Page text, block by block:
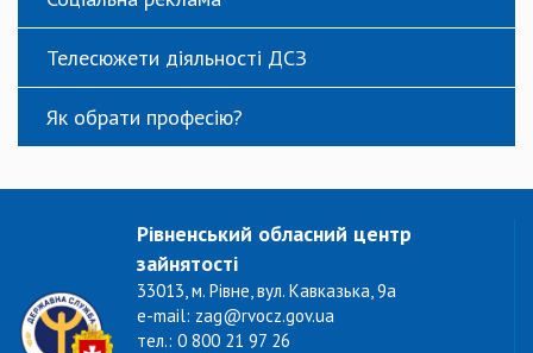
Телесюжети діяльності ДСЗ
Як обрати професію?
Рівненський обласний центр
зайнятості
33013, м. Рівне, вул. Кавказька, 9а
e-mail: zag@rvocz.gov.ua
тел.: 0 800 21 97 26